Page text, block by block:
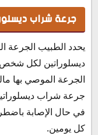
جرعة شراب
يحدد الطبيب الجرعة
ديسلوراتين لكل شخص
الجرعة الموصي بها
جرعة شراب ديسلوراتين للكبار:
كل يومين.